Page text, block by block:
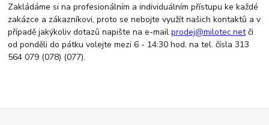
Zakládáme si na profesionálním a individuálním přístupu ke každé
zakázce a zákazníkovi, proto se nebojte využít našich kontaktů a v
případě jakýkoliv dotazů napište na e-mailprodej@milotec.netči
od ponděli do pátku volejte mezi 6 - 14:30 hod. na tel. čísla 313
564 079 (078) (077).